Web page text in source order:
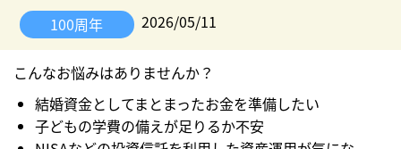
100周年 2026/05/11
こんなお悩みはありませんか？
結婚資金としてまとまったお金を準備したい
子どもの学費の備えが足りるか不安